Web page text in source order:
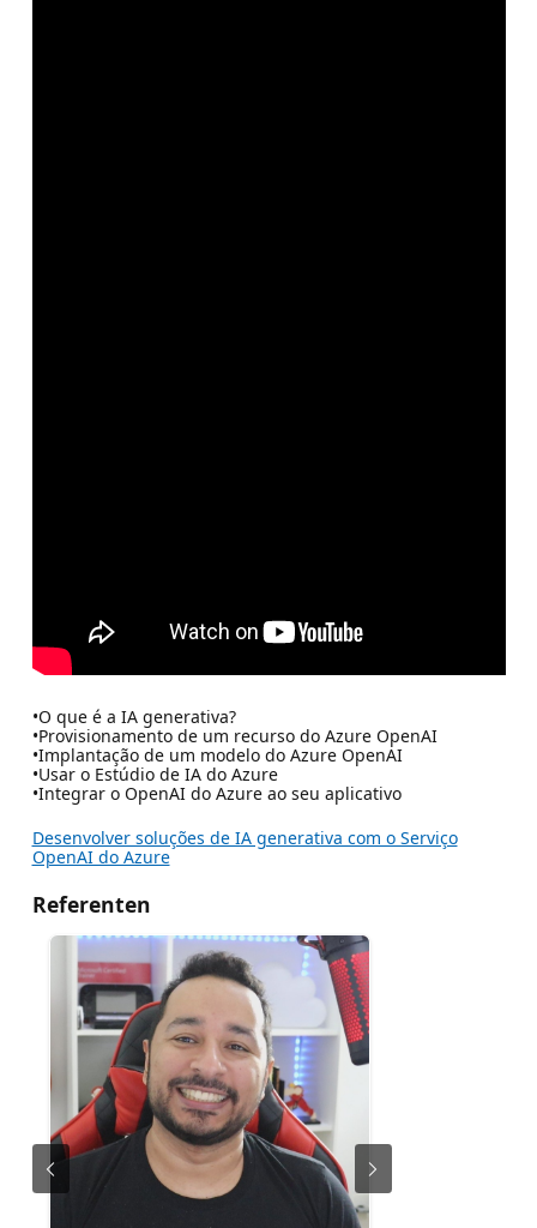
•O que é a IA generativa?
•Provisionamento de um recurso do Azure OpenAI
•Implantação de um modelo do Azure OpenAI
•Usar o Estúdio de IA do Azure
•Integrar o OpenAI do Azure ao seu aplicativo
Desenvolver soluções de IA generativa com o Serviço
OpenAI do Azure
Referenten